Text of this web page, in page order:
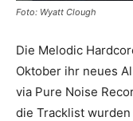
Foto: Wyatt Clough
Die Melodic
Oktober ihr neues
via Pure Noise
die Tracklist